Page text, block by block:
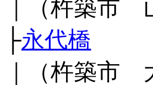
｜（杵築市
├永代橋
｜（杵築市